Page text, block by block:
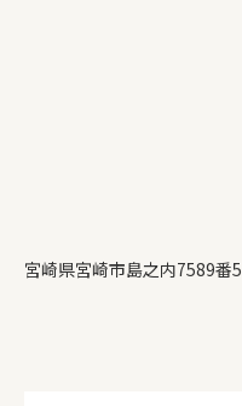
宮崎県宮崎市島之内7589番5